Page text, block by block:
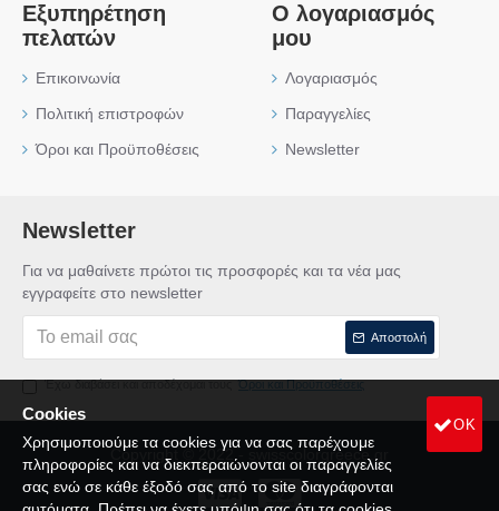
Εξυπηρέτηση
πελατών
Επικοινωνία
Πολιτική επιστροφών
Όροι και Προϋποθέσεις
Ο λογαριασμός
μου
Λογαριασμός
Παραγγελίες
Newsletter
Newsletter
Για να μαθαίνετε πρώτοι τις προσφορές και τα νέα μας
εγγραφείτε στο newsletter
Αποστολή
Έχω διαβάσει και αποδέχομαι τους Όροι και Προϋποθέσεις
Copyright © 2022 - swisscolorgreece.gr
OK
Cookies
Χρησιμοποιούμε τα cookies για να σας παρέχουμε
πληροφορίες και να διεκπεραιώνονται οι παραγγελίες
σας ενώ σε κάθε έξοδό σας από το site διαγράφονται